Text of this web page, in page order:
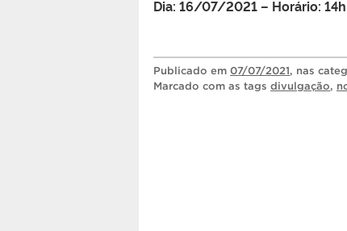
Dia: 16/07/2021 – Horário:
Publicado em 07/07/2021, nas
Marcado com as tags divulgação,